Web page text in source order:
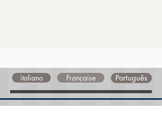
italiano Française Português